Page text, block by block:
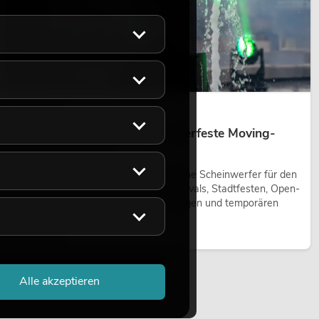
14.05.2026
Outdoor Moving-Heads: Wetterfeste Moving-
Heads bei Events
Outdoor Moving-Heads sind bewegliche Scheinwerfer für den
Einsatz im Freien. Sie werden bei Festivals, Stadtfesten, Open-
Air-Konzerten, Architekturinszenierungen und temporären
Außeninstallationen eingesetzt.
Alle akzeptieren